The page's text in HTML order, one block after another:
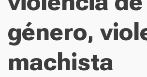
género,
machista